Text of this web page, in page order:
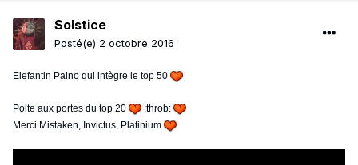
Solstice
Posté(e) 2 octobre 2016
Elefantin Paino qui intègre le top 50
Polte aux portes du top 20
:throb:
Merci Mistaken, Invictus, Platinium